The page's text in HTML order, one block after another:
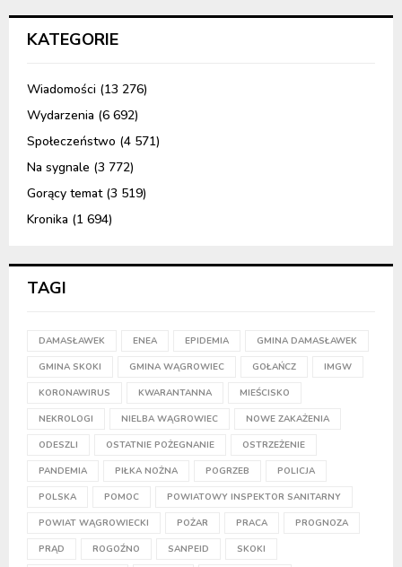
KATEGORIE
Wiadomości (13 276)
Wydarzenia (6 692)
Społeczeństwo (4 571)
Na sygnale (3 772)
Gorący temat(3 519)
Kronika (1 694)
TAGI
DAMASŁAWEK ENEA EPIDEMIA GMINA DAMASŁAWEK
GMINA SKOKI GMINA WĄGROWIEC GOŁAŃCZ IMGW
KORONAWIRUS KWARANTANNA MIEŚCISKO
NEKROLOGI NIELBA WĄGROWIEC NOWE ZAKAŻENIA
ODESZLI OSTATNIE POŻEGNANIE OSTRZEŻENIE
PANDEMIA PIŁKA NOŻNA POGRZEB POLICJA
POLSKA POMOC POWIATOWY INSPEKTOR SANITARNY
POWIAT WĄGROWIECKI POŻAR PRACA PROGNOZA
PRĄD ROGOŹNO SANPEID SKOKI